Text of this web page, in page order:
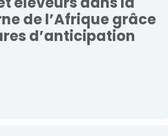
de l’Afrique grâce
d’anticipation